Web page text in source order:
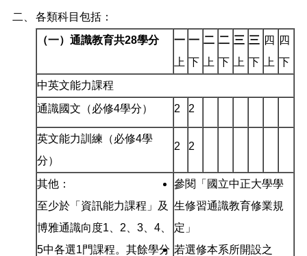
二、
各類科目包括：
（一）通識教育共28學分
一
上
一
下
二
上
二
下
三
上
三
下
四
上
四
下
中英文能力課程
通識國文（必修4學分）
2 2
英文能力訓練（必修4學
分）
2 2
其他：
至少於「資訊能力課程」及
博雅通識向度1、2、3、4、
5中各選1門課程。其餘學分
參閱「國立中正大學學
生修習通識教育修業規
定」
若選修本系所開設之